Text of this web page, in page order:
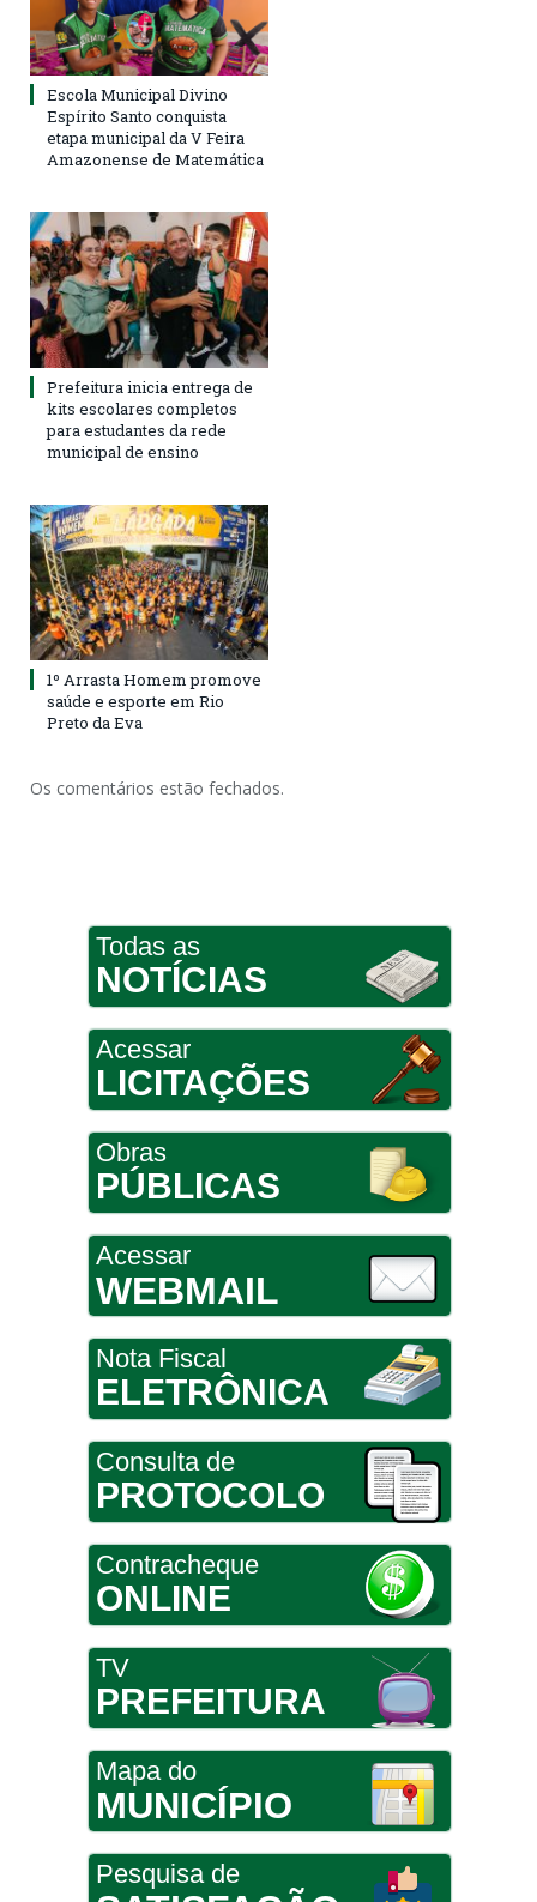
Escola Municipal Divino
Espírito Santo conquista
etapa municipal da V Feira
Amazonense de Matemática
Prefeitura inicia entrega de
kits escolares completos
para estudantes da rede
municipal de ensino
1º Arrasta Homem promove
saúde e esporte em Rio
Preto da Eva
Os comentários estão fechados.
Todas as
NOTÍCIAS
Acessar
LICITAÇÕES
Obras
PÚBLICAS
Acessar
WEBMAIL
Nota Fiscal
ELETRÔNICA
Consulta de
PROTOCOLO
Contracheque
ONLINE
TV
PREFEITURA
Mapa do
MUNICÍPIO
Pesquisa de